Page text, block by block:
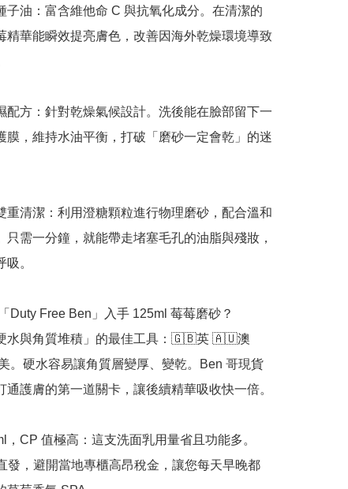
子油：富含維他命 C 與抗氧化成分。在清潔的
精華能瞬效提亮膚色，改善因海外乾燥環境導致
配方：針對乾燥氣候設計。洗後能在臉部留下一
膜，維持水油平衡，打破「磨砂一定會乾」的迷
重清潔：利用澄糖顆粒進行物理磨砂，配合溫和
只需一分鐘，就能帶走堵塞毛孔的油脂與殘妝，
。
Duty Free Ben」入手 125ml 莓莓磨砂？
水與角質堆積」的最佳工具：🇬🇧英 🇦🇺澳
硬水容易讓角質層變厚、變乾。Ben 哥現貨
通護膚的第一道關卡，讓後續精華吸收快一倍。
，CP 值極高：這支洗面乳用量省且功能多。
發，避開當地專櫃高昂稅金，讓您每天早晚都